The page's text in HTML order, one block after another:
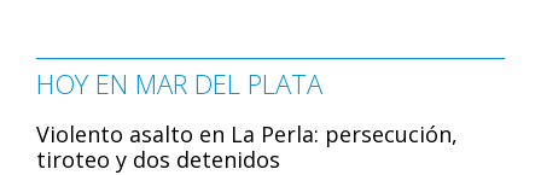
HOY EN MAR DEL PLATA
Violento asalto en La Perla: persecución,
tiroteo y dos detenidos